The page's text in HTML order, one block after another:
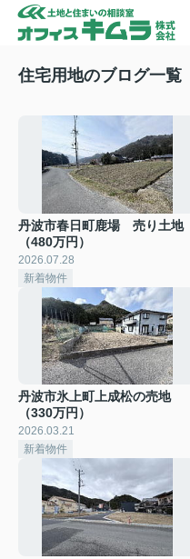
住宅用地のブログ一覧
丹波市春日町鹿場 売り土地
（480万円）
2026.07.28
新着物件
丹波市氷上町上成松の売地
（330万円）
2026.03.21
新着物件